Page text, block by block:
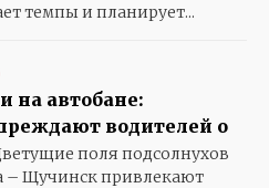
темпы и планирует...
на автобане:
водителей о
поля подсолнухов
– Щучинск привлекают